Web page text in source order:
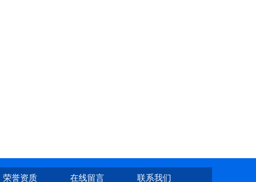
荣誉资质 在线留言 联系我们